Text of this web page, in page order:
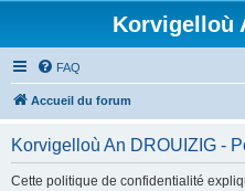
Korvigelloù
FAQ
Accueil du forum
Korvigelloù An DROUIZIG -
Cette politique de confidentialité